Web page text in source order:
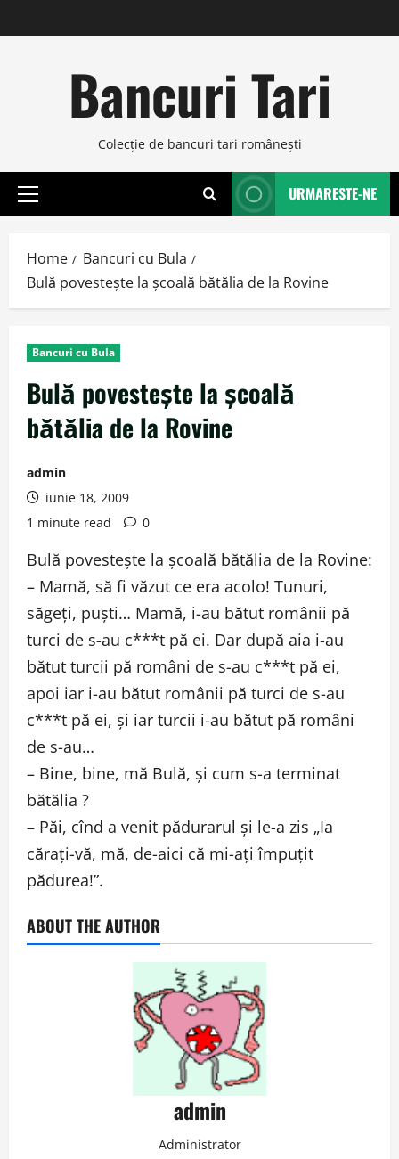
to
Bancuri Tari
Colecţie de bancuri tari româneşti
Primary
URMARESTE-NE
Home
Bancuri cu Bula
Bulă povesteşte la şcoală bătălia de la Rovine
Bancuri cu Bula
Bulă povesteşte la şcoală
bătălia de la Rovine
admin
iunie 18, 2009
1 minute read
0
Bulă povesteşte la şcoală bătălia de la Rovine:
– Mamă, să fi văzut ce era acolo! Tunuri,
săgeţi, puşti… Mamă, i-au bătut românii pă
turci de s-au c***t pă ei. Dar după aia i-au
bătut turcii pă români de s-au c***t pă ei,
apoi iar i-au bătut românii pă turci de s-au
c***t pă ei, şi iar turcii i-au bătut pă români
de s-au…
– Bine, bine, mă Bulă, şi cum s-a terminat
bătălia ?
– Păi, cînd a venit pădurarul şi le-a zis „Ia
căraţi-vă, mă, de-aici că mi-aţi împuţit
pădurea!”.
ABOUT THE AUTHOR
admin
Administrator